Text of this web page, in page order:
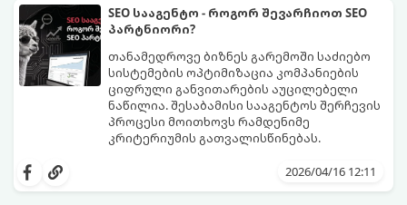
SEO სააგენტო - როგორ შევარჩიოთ SEO
პარტნიორი?
თანამედროვე ბიზნეს გარემოში საძიებო
სისტემების ოპტიმიზაცია კომპანიების
ციფრული განვითარების აუცილებელი
ნაწილია. შესაბამისი სააგენტოს შერჩევის
პროცესი მოითხოვს რამდენიმე
კრიტერიუმის გათვალისწინებას.
2026/04/16 12:11